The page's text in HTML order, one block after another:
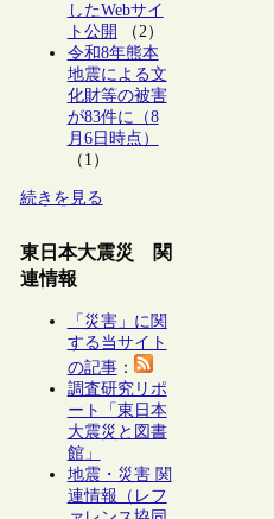
したWebサイ
ト公開
（2）
令和8年熊本
地震による文
化財等の被害
が83件に（8
月6日時点）
（1）
続きを見る
東日本大震災 関
連情報
「災害」に関
する当サイト
の記事：
調査研究リポ
ート「東日本
大震災と図書
館」
地震・災害 関
連情報（レフ